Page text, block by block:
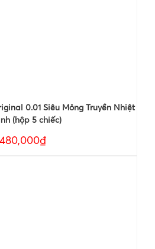
0.01 Siêu Mỏng Truyền Nhiệt
(hộp 5 chiếc)
480,000₫